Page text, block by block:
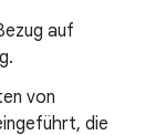
auf
von
die